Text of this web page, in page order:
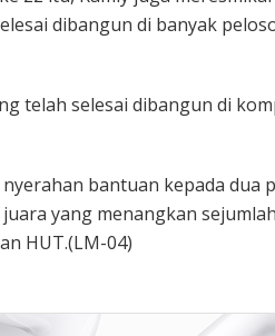
dibangun di banyak
telah selesai dibangun di
bantuan kepada dua
yang menangkan
HUT.(LM-04)